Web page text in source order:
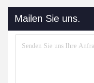
Mailen Sie uns.